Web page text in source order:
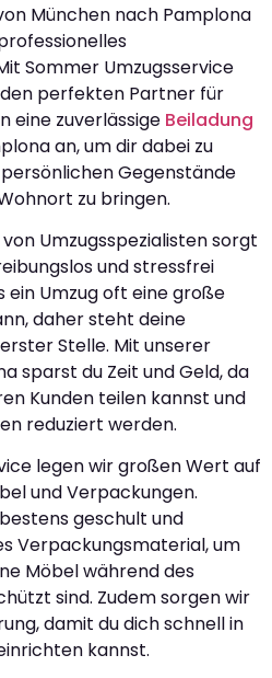
München nach Pamplona
Sommer Umzugsservice
perfekten Partner für
eine zuverlässige Beiladung
an, um dir dabei zu
Gegenstände
zu bringen.
Umzugsspezialisten sorgt
und stressfrei
ein Umzug oft eine große
daher steht deine
Stelle. Mit unserer
sparst du Zeit und Geld, da
Kunden teilen kannst und
reduziert werden.
legen wir großen Wert auf
und Verpackungen.
geschult und
Verpackungsmaterial, um
Möbel während des
sind. Zudem sorgen wir
damit du dich schnell in
kannst.